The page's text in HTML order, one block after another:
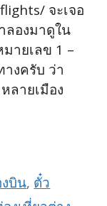
จะเจอ
ลองมาดูใน
ายเลข 1 –
งครับ ว่า
ลายเมือง
บิน, ตั๋ว